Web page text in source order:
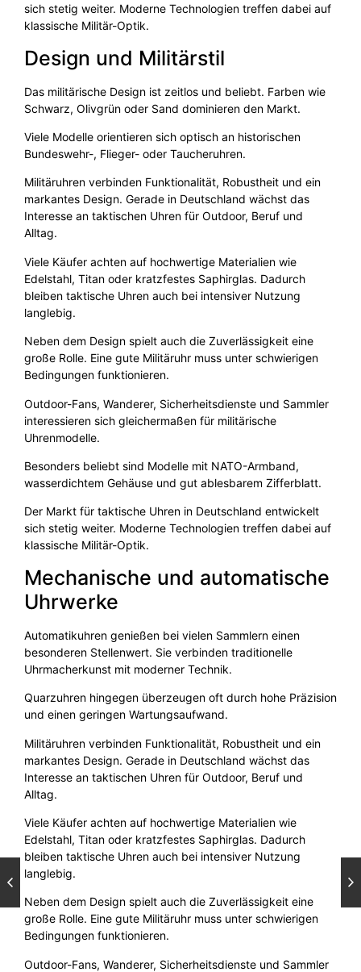
sich stetig weiter. Moderne Technologien treffen dabei auf
klassische Militär-Optik.
Design und Militärstil
Das militärische Design ist zeitlos und beliebt. Farben wie
Schwarz, Olivgrün oder Sand dominieren den Markt.
Viele Modelle orientieren sich optisch an historischen
Bundeswehr-, Flieger- oder Taucheruhren.
Militäruhren verbinden Funktionalität, Robustheit und ein
markantes Design. Gerade in Deutschland wächst das
Interesse an taktischen Uhren für Outdoor, Beruf und
Alltag.
Viele Käufer achten auf hochwertige Materialien wie
Edelstahl, Titan oder kratzfestes Saphirglas. Dadurch
bleiben taktische Uhren auch bei intensiver Nutzung
langlebig.
Neben dem Design spielt auch die Zuverlässigkeit eine
große Rolle. Eine gute Militäruhr muss unter schwierigen
Bedingungen funktionieren.
Outdoor-Fans, Wanderer, Sicherheitsdienste und Sammler
interessieren sich gleichermaßen für militärische
Uhrenmodelle.
Besonders beliebt sind Modelle mit NATO-Armband,
wasserdichtem Gehäuse und gut ablesbarem Zifferblatt.
Der Markt für taktische Uhren in Deutschland entwickelt
sich stetig weiter. Moderne Technologien treffen dabei auf
klassische Militär-Optik.
Mechanische und automatische
Uhrwerke
Automatikuhren genießen bei vielen Sammlern einen
besonderen Stellenwert. Sie verbinden traditionelle
Uhrmacherkunst mit moderner Technik.
Quarzuhren hingegen überzeugen oft durch hohe Präzision
und einen geringen Wartungsaufwand.
Militäruhren verbinden Funktionalität, Robustheit und ein
markantes Design. Gerade in Deutschland wächst das
Interesse an taktischen Uhren für Outdoor, Beruf und
Alltag.
Viele Käufer achten auf hochwertige Materialien wie
Edelstahl, Titan oder kratzfestes Saphirglas. Dadurch
bleiben taktische Uhren auch bei intensiver Nutzung
langlebig.
Neben dem Design spielt auch die Zuverlässigkeit eine
große Rolle. Eine gute Militäruhr muss unter schwierigen
Bedingungen funktionieren.
Outdoor-Fans, Wanderer, Sicherheitsdienste und Sammler